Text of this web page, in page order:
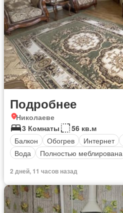
Подробнее
Николаеве
3 Комнаты
56 кв.м
Балкон
Обогрев Интернет
Вода
Полностью меблирована
2 дней, 11 часов назад